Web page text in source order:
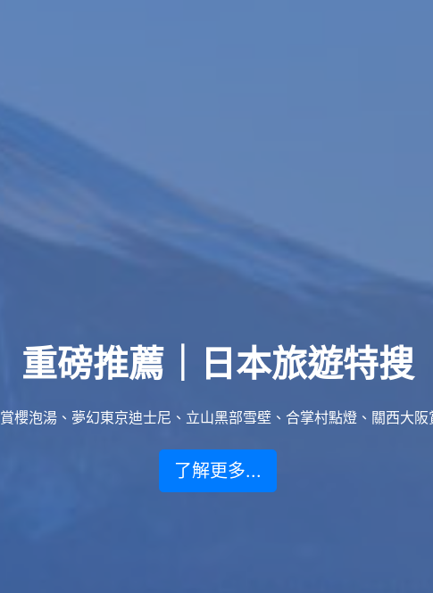
重磅推薦｜日本旅遊特搜
櫻泡湯、夢幻東京迪士尼、立山黑部雪壁、合掌村點燈、關西大阪
了解更多...